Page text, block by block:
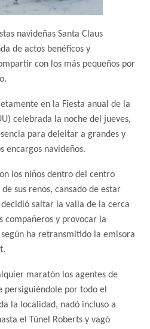
navideñas Santa Claus
de actos benéficos y
con los más pequeños por
en la Fiesta anual de la
celebrada la noche del jueves,
para deleitar a grandes y
encargos navideños.
los niños dentro del centro
sus renos, cansado de estar
saltar la valla de la cerca
compañeros y provocar la
ha retransmitido la emisora
maratón los agentes de
persiguiéndole por todo el
la localidad, nadó incluso a
el Túnel Roberts y vagó